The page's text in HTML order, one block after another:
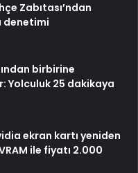
Zabıtası’ndan
denetimi
birbirine
Yolculuk 25 dakikaya
ekran kartı yeniden
ile fiyatı 2.000